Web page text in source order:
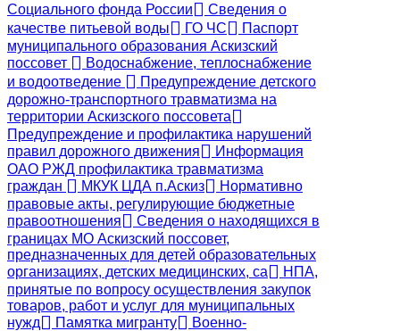
Социального фонда России
Сведения о
качестве питьевой воды
ГО ЧС
Паспорт
муниципального образования Аскизский
поссовет
Водоснабжение, теплоснабжение
и водоотведение
Предупреждение детского
дорожно-транспортного травматизма на
территории Аскизского поссовета
Предупреждение и профилактика нарушений
правил дорожного движения
Информация
ОАО РЖД профилактика травматизма
граждан
МКУК ЦДА п.Аскиз
Нормативно
правовые акты, регулирующие бюджетные
правоотношения
Сведения о находящихся в
границах МО Аскизский поссовет,
предназначенных для детей образовательных
организациях, детских медицинских, са
НПА,
принятые по вопросу осуществления закупок
товаров, работ и услуг для муниципальных
нужд
Памятка мигранту
Военно-